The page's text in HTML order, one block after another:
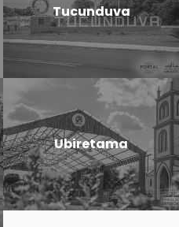
Tucunduva
Ubiretama